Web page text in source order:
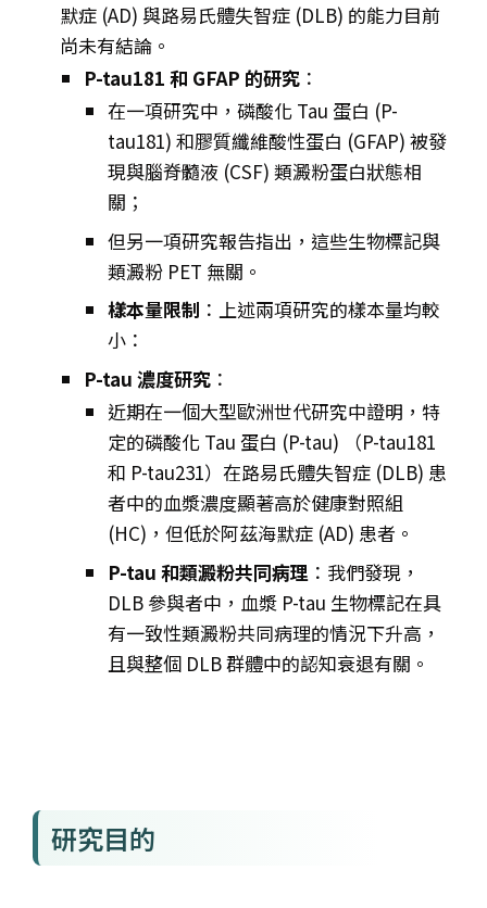
默症 (AD) 與路易氏體失智症 (DLB) 的能力目前
尚未有結論。
P-tau181 和 GFAP 的研究 ：
在一項研究中，磷酸化 Tau 蛋白 (P-
tau181) 和膠質纖維酸性蛋白 (GFAP) 被發
現與腦脊髓液 (CSF) 類澱粉蛋白狀態相
關；
但另一項研究報告指出，這些生物標記與
類澱粉 PET 無關。
樣本量限制 ：上述兩項研究的樣本量均較
小：
P-tau 濃度研究 ：
近期在一個大型歐洲世代研究中證明，特
定的磷酸化 Tau 蛋白 (P-tau) （P-tau181
和 P-tau231）在路易氏體失智症 (DLB) 患
者中的血漿濃度顯著高於健康對照組
(HC)，但低於阿茲海默症 (AD) 患者。
P-tau 和類澱粉共同病理 ：我們發現，
DLB 參與者中，血漿 P-tau 生物標記在具
有一致性類澱粉共同病理的情況下升高，
且與整個 DLB 群體中的認知衰退有關。
研究目的